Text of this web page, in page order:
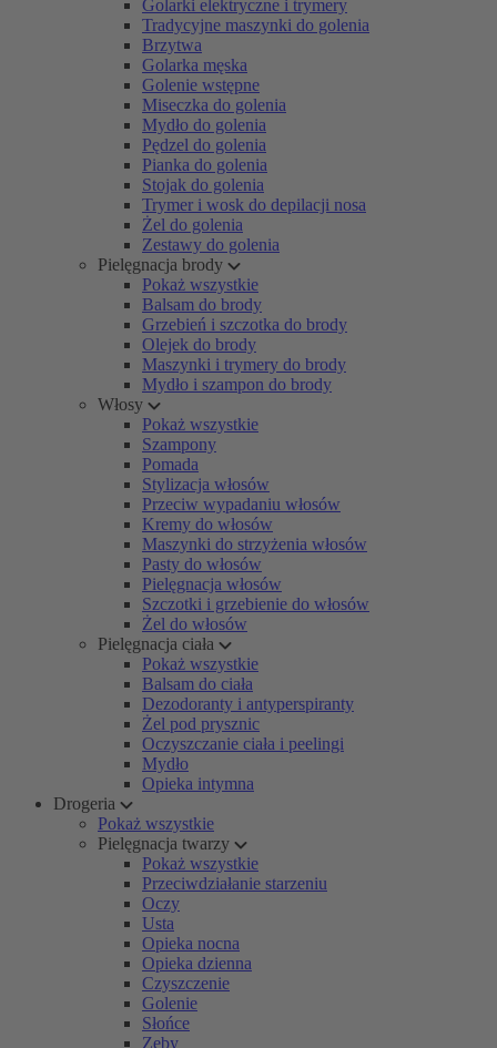
Golarki elektryczne i trymery
Tradycyjne maszynki do golenia
Brzytwa
Golarka męska
Golenie wstępne
Miseczka do golenia
Mydło do golenia
Pędzel do golenia
Pianka do golenia
Stojak do golenia
Trymer i wosk do depilacji nosa
Żel do golenia
Zestawy do golenia
Pielęgnacja brody
Pokaż wszystkie
Balsam do brody
Grzebień i szczotka do brody
Olejek do brody
Maszynki i trymery do brody
Mydło i szampon do brody
Włosy
Pokaż wszystkie
Szampony
Pomada
Stylizacja włosów
Przeciw wypadaniu włosów
Kremy do włosów
Maszynki do strzyżenia włosów
Pasty do włosów
Pielęgnacja włosów
Szczotki i grzebienie do włosów
Żel do włosów
Pielęgnacja ciała
Pokaż wszystkie
Balsam do ciała
Dezodoranty i antyperspiranty
Żel pod prysznic
Oczyszczanie ciała i peelingi
Mydło
Opieka intymna
Drogeria
Pokaż wszystkie
Pielęgnacja twarzy
Pokaż wszystkie
Przeciwdziałanie starzeniu
Oczy
Usta
Opieka nocna
Opieka dzienna
Czyszczenie
Golenie
Słońce
Zęby